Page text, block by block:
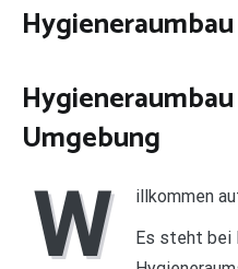
Umgebung
W illkommen
Es steht bei